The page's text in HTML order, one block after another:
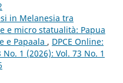
in Melanesia tra
e micro statualità: Papua
e Papaala , DPCE Online:
1 (2026): Vol. 73 No. 1